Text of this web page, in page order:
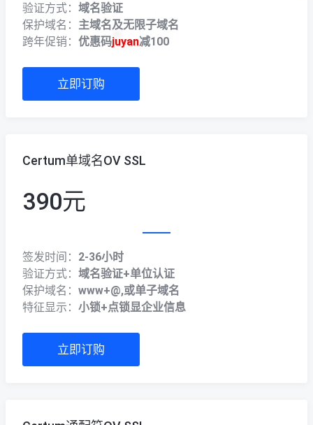
验证方式： 域名验证
保护域名： 主域名及无限子域名
跨年促销： 优惠码juyan减100
立即订购
Certum单域名OV SSL
390元
签发时间： 2-36小时
验证方式： 域名验证+单位认证
保护域名： www+@,或单子域名
特征显示： 小锁+点锁显企业信息
立即订购